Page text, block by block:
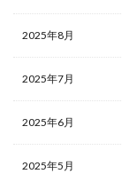
2025年8月
2025年7月
2025年6月
2025年5月